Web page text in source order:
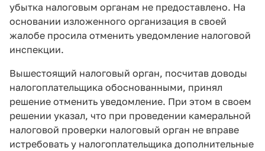
убытка налоговым органам не предоставлено. На
основании изложенного организация в своей
жалобе просила отменить уведомление налоговой
инспекции.
Вышестоящий налоговый орган, посчитав доводы
налогоплательщика обоснованными, принял
решение отменить уведомление. При этом в своем
решении указал, что при проведении камеральной
налоговой проверки налоговый орган не вправе
истребовать у налогоплательщика дополнительные